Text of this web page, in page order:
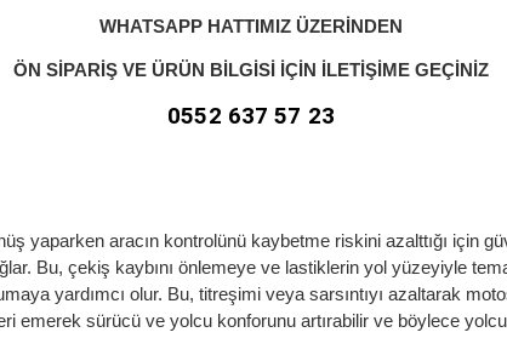
WHATSAPP HATTIMIZ ÜZERİNDEN
ÖN SİPARİŞ VE ÜRÜN BİLGİSİ İÇİN İLETİŞİME GEÇİNİZ
0552 637 57 23
yaparken aracın kontrolünü kaybetme riskini azalttığı için
Bu, çekiş kaybını önlemeye ve lastiklerin yol yüzeyiyle
yardımcı olur. Bu, titreşimi veya sarsıntıyı azaltarak
emerek sürücü ve yolcu konforunu artırabilir ve böylece